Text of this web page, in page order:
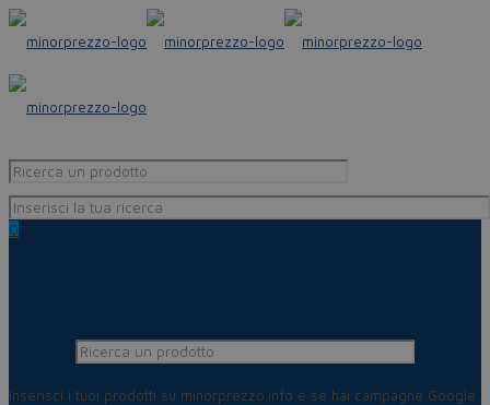
0
Inserisci i tuoi prodotti su minorprezzo.info e se hai campagne Google